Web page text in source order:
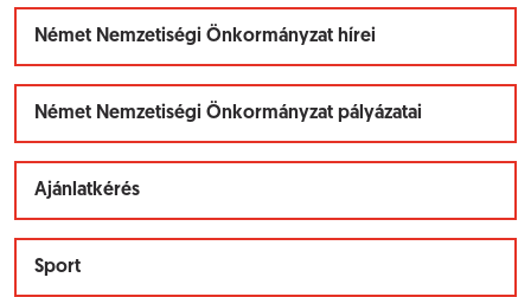
Német Nemzetiségi Önkormányzat hírei
Német Nemzetiségi Önkormányzat pályázatai
Ajánlatkérés
Sport